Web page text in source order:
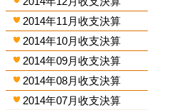
2014年11月收支決算
2014年10月收支決算
2014年09月收支決算
2014年08月收支決算
2014年07月收支決算